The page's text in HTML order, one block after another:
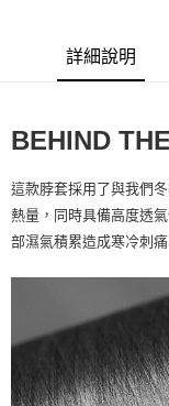
7-11取貨付款
付款後7-11取貨
宅配
每筆NT$80
離島宅配
詳細說明
BEHIND
這款脖套採用了與我們
熱量，同時具備高度透
部濕氣積累造成寒冷刺痛